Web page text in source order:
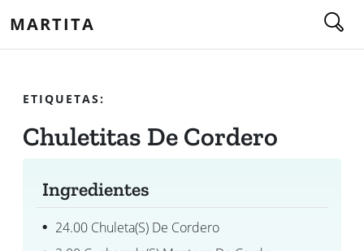
MARTITA
ETIQUETAS:
Chuletitas De Cordero
Ingredientes
24.00 Chuleta(s) De Cordero